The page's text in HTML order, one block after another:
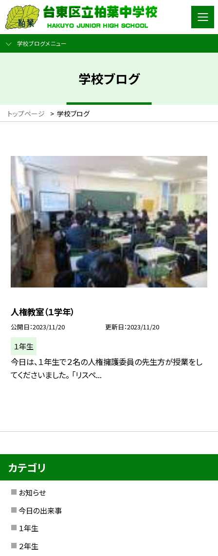
学校ブログメニュー
学校ブログ
トップページ > 学校ブログ
人権教室（１学年）
公開日 2023/11/20 更新日 2023/11/20
１年生
今日は、１年生で２名の人権擁護委員の先生方が授業をし
てくださいました。 「リスペ...
カテゴリ
お知らせ
今日の出来事
１年生
２年生